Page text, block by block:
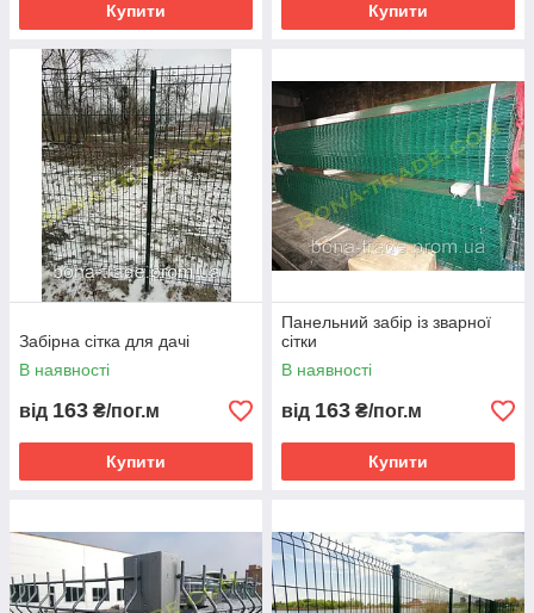
Купити Купити
Забірна сітка для дачі
В наявності
від 163 ₴/пог.м
Купити
Панельний забір із зварної
сітки
В наявності
від 163 ₴/пог.м
Купити